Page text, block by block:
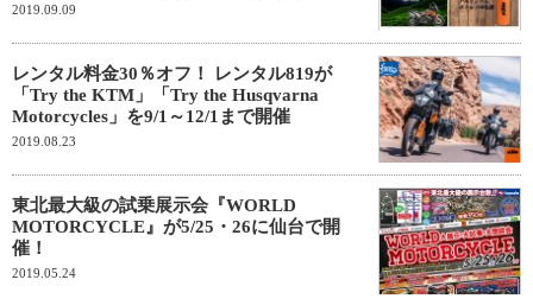
2019.09.09
レンタル料金30％オフ！ レンタル819が
「Try the KTM」「Try the Husqvarna
Motorcycles」を9/1～12/1まで開催
2019.08.23
東北最大級の試乗展示会『WORLD
MOTORCYCLE』が5/25・26に仙台で開
催！
2019.05.24